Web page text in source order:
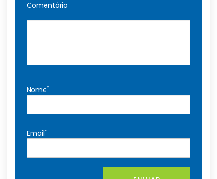
Comentário
Nome*
Email*